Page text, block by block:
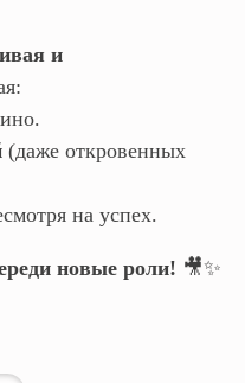
и
(даже откровенных
на успех.
новые роли! 🎥✨